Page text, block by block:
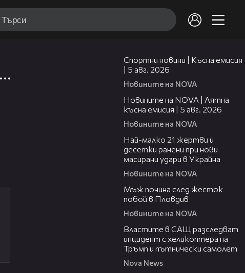
Спортни новини | Късна емисия
| 5 авг. 2026
Новините на NOVA
Новините на NOVA | Лятна
късна емисия | 5 авг. 2026
Новините на NOVA
Най-малко 21 жертви и
десетки ранени при нови
масирани удари в Украйна
Новините на NOVA
Мъж почина след жесток
побой в Пловдив
Новините на NOVA
Властите в САЩ разследват
инцидент с хеликоптера на
Тръмп и пътнически самолет
Nova News